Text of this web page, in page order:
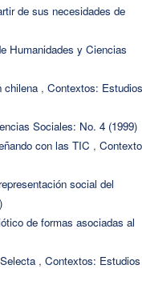
de sus necesidades de
Humanidades y Ciencias
chilena , Contextos: Estudios
Sociales: No. 4 (1999)
con las TIC ,
social del
de formas asociadas al
, Contextos: